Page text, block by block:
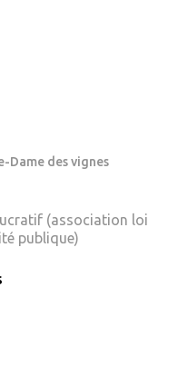
Dame des vignes
(association loi
publique)